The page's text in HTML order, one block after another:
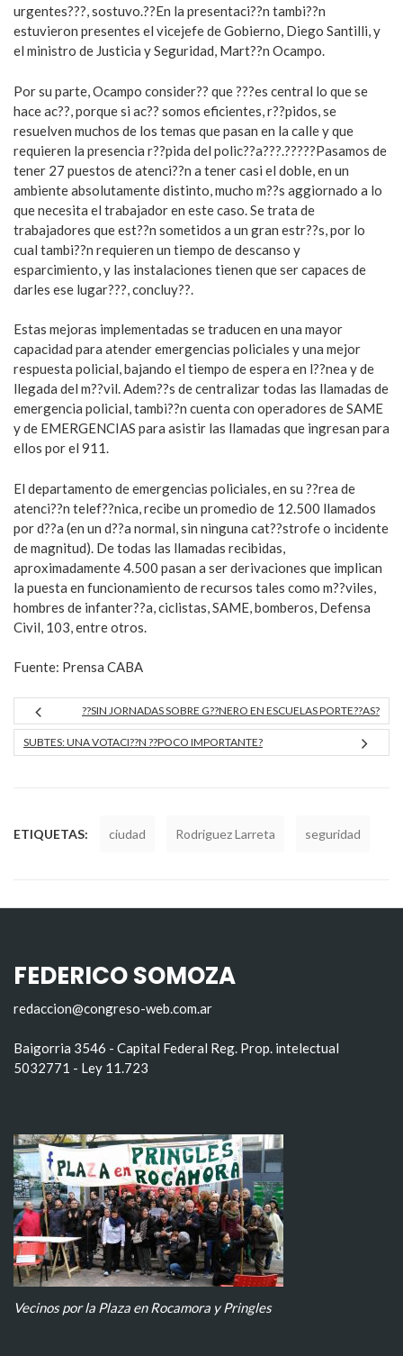
urgentes???, sostuvo.??En la presentaci??n tambi??n
estuvieron presentes el vicejefe de Gobierno, Diego Santilli, y
el ministro de Justicia y Seguridad, Mart??n Ocampo.
Por su parte, Ocampo consider?? que ???es central lo que se
hace ac??, porque si ac?? somos eficientes, r??pidos, se
resuelven muchos de los temas que pasan en la calle y que
requieren la presencia r??pida del polic??a???.?????Pasamos de
tener 27 puestos de atenci??n a tener casi el doble, en un
ambiente absolutamente distinto, mucho m??s aggiornado a lo
que necesita el trabajador en este caso. Se trata de
trabajadores que est??n sometidos a un gran estr??s, por lo
cual tambi??n requieren un tiempo de descanso y
esparcimiento, y las instalaciones tienen que ser capaces de
darles ese lugar???, concluy??.
Estas mejoras implementadas se traducen en una mayor
capacidad para atender emergencias policiales y una mejor
respuesta policial, bajando el tiempo de espera en l??nea y de
llegada del m??vil. Adem??s de centralizar todas las llamadas de
emergencia policial, tambi??n cuenta con operadores de SAME
y de EMERGENCIAS para asistir las llamadas que ingresan para
ellos por el 911.
El departamento de emergencias policiales, en su ??rea de
atenci??n telef??nica, recibe un promedio de 12.500 llamados
por d??a (en un d??a normal, sin ninguna cat??strofe o incidente
de magnitud). De todas las llamadas recibidas,
aproximadamente 4.500 pasan a ser derivaciones que implican
la puesta en funcionamiento de recursos tales como m??viles,
hombres de infanter??a, ciclistas, SAME, bomberos, Defensa
Civil, 103, entre otros.
Fuente: Prensa CABA
??SIN JORNADAS SOBRE G??NERO EN ESCUELAS PORTE??AS?
SUBTES: UNA VOTACI??N ??POCO IMPORTANTE?
ETIQUETAS: ciudad Rodriguez Larreta seguridad
FEDERICO SOMOZA
redaccion@congreso-web.com.ar
Baigorria 3546 - Capital Federal Reg. Prop. intelectual
5032771 - Ley 11.723
Vecinos por la Plaza en Rocamora y Pringles